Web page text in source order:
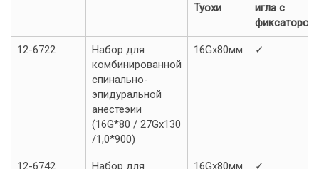
Туохи
игла с
фиксатором
12-6722
Набор для
комбинированной
спинально-
эпидуральной
анестеэии
(16G*80 / 27Gx130
/1,0*900)
16Gx80мм ✓
12-6742
Набор для
16Gx80мм ✓